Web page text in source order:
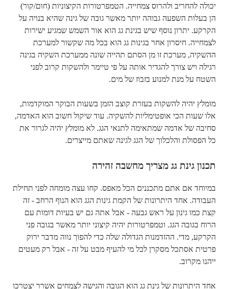
יכולה להחריב ולהרוס צמחייה. הטמפרטורות הקיצוניות (חום/קור)
הן בעלות השפעה גבוהה יותר מאשר גובה של גינה שהיא בנויה על
הקרקע. יתרון נוסף שיש בגינת גג הוא אור השמש שמגיע ישירות
לצמחייה. חיסרון אחר בגינות גג הוא בכל מה שקשור למערכת
ההשקיה, מערכת זו מן הסתם תהייה שונה ממערכת השקיה בגינה
רגילה ויש צורך להגדיר אותה על פי טיימר ולהשקות קרוב לפני
השטח על מנת למנוע בזבוז של מים.
מומלץ יהיה להשקות בעזרת קוצב הזמן בשעות הבוקר המוקדמות,
אלו שעות הכי אופטימליות להשקיה. עוד שיקול חשוב הוא האדמה,
סחיבה של אדמה שמתאימה לתנאי הגג. לא מומלץ יהיה לגרור את
כל הפסולת והלכלוך של הגג לגינה שאתם מייצרים.
תכנון גינת גג מצריך מחשבה זהירה
במיוחד אם אתם מתכננים הכל מאפס. קחו עצה מומחה לפני תחילת
העבודה. אחד היתרונות של הקמת גינות הגג הוא הנוף הרחב - זה
קצת כמו גינון על ראש גבעה - אבל אתה גם יש בעיות דומות עם
הרוח בגובה הגג. וטמפרטורות יהיה קיצוני יותר מאשר בגובה פני
הקרקע, מדי. ההזדמנות הגדולה שלה כדי להפוך נווה מדבר ירוק
פרטית אסתכל מסקרן לכל מי להעיף מבט על זה - אבל רק מעטים
ייהנו מקרוב.
אחד היתרונות של גינת גג הוא הגובה והגישה לצמחים אשרר יצטרכו